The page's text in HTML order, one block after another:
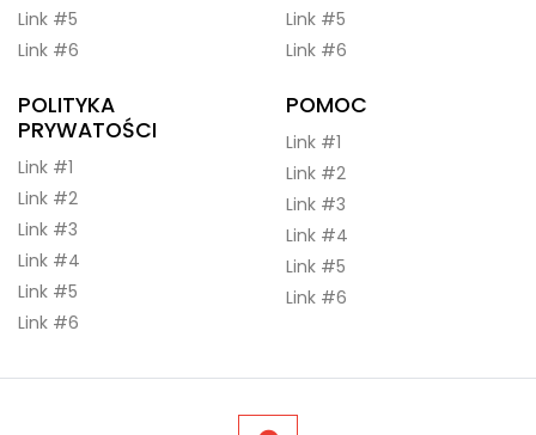
Link #5
Link #6
Link #5
Link #6
POLITYKA
PRYWATOŚCI
Link #1
Link #2
Link #3
Link #4
Link #5
Link #6
POMOC
Link #1
Link #2
Link #3
Link #4
Link #5
Link #6